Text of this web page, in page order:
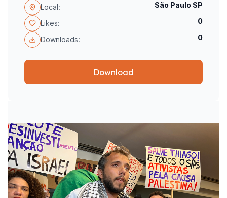
Local:
São Paulo SP
Likes: 0
Downloads: 0
Download